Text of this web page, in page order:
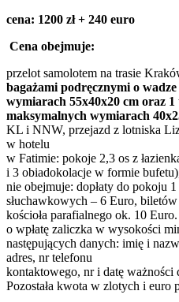
cena: 1200 zł + 240 euro
Cena obejmuje:
przelot samolotem na trasie
bagażami podręcznymi o
wymiarach 55x40x20 cm oraz
maksymalnych wymiarach
KL i NNW, przejazd z lotniska
w hotelu
w Fatimie: pokoje 2,3 os z
i 3 obiadokolacje w formie
nie obejmuje: dopłaty do pokoju
słuchawkowych – 6 Euro,
kościoła parafialnego ok. 10
o wpłatę zaliczka w wysokości
następujących danych: imię i
adres, nr telefonu
kontaktowego, nr i datę ważności
Pozostała kwota w zlotych i euro